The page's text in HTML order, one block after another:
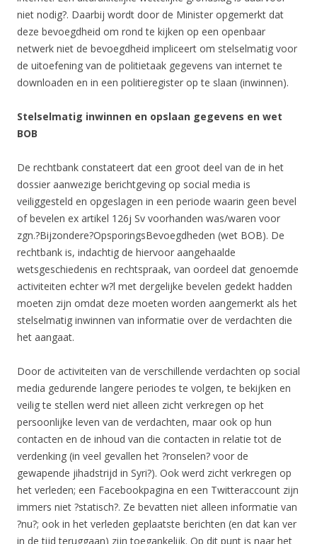
niet nodig?. Daarbij wordt door de Minister opgemerkt dat
deze bevoegdheid om rond te kijken op een openbaar
netwerk niet de bevoegdheid impliceert om stelselmatig voor
de uitoefening van de politietaak gegevens van internet te
downloaden en in een politieregister op te slaan (inwinnen).
Stelselmatig inwinnen en opslaan gegevens en wet
BOB
De rechtbank constateert dat een groot deel van de in het
dossier aanwezige berichtgeving op social media is
veiliggesteld en opgeslagen in een periode waarin geen bevel
of bevelen ex artikel 126j Sv voorhanden was/waren voor
zgn.?Bijzondere?OpsporingsBevoegdheden (wet BOB). De
rechtbank is, indachtig de hiervoor aangehaalde
wetsgeschiedenis en rechtspraak, van oordeel dat genoemde
activiteiten echter w?l met dergelijke bevelen gedekt hadden
moeten zijn omdat deze moeten worden aangemerkt als het
stelselmatig inwinnen van informatie over de verdachten die
het aangaat.
Door de activiteiten van de verschillende verdachten op social
media gedurende langere periodes te volgen, te bekijken en
veilig te stellen werd niet alleen zicht verkregen op het
persoonlijke leven van de verdachten, maar ook op hun
contacten en de inhoud van die contacten in relatie tot de
verdenking (in veel gevallen het ?ronselen? voor de
gewapende jihadstrijd in Syri?). Ook werd zicht verkregen op
het verleden; een Facebookpagina en een Twitteraccount zijn
immers niet ?statisch?. Ze bevatten niet alleen informatie van
?nu?; ook in het verleden geplaatste berichten (en dat kan ver
in de tijd teruggaan) zijn toegankelijk. Op dit punt is naar het